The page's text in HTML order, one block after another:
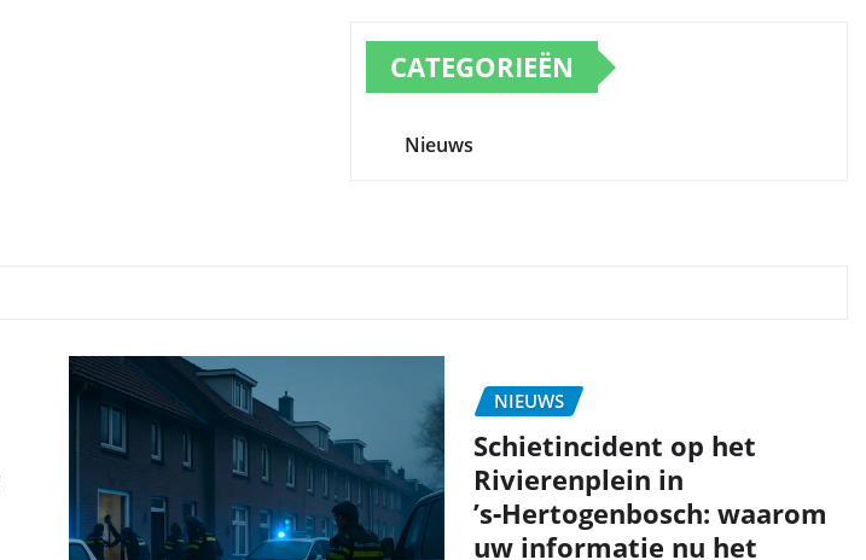
CATEGORIEËN
Nieuws
NIEUWS
Schietincident op het
Rivierenplein in
’s‑Hertogenbosch: waarom
uw informatie nu het